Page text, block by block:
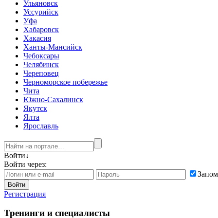
Ульяновск
Уссурийск
Уфа
Хабаровск
Хакасия
Ханты-Мансийск
Чебоксары
Челябинск
Череповец
Черноморское побережье
Чита
Южно-Сахалинск
Якутск
Ялта
Ярославль
Войти↓
Войти через:
Войти
Регистрация
Тренинги и специалисты